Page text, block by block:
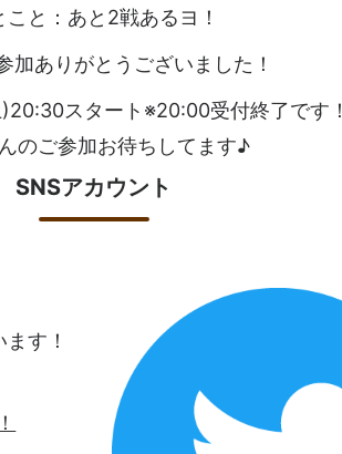
こと：あと2戦あるヨ！
加ありがとうございました！
スタート※20:00受付終了です
のご参加お待ちしてます♪
SNSアカウント
す！